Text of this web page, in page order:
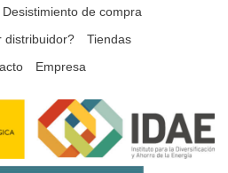
de compra
distribuidor?
Tiendas
Empresa